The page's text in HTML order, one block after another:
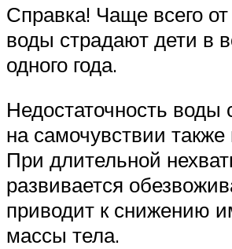
Справка! Чаще всего
воды страдают дети в
одного года.
Недостаточность воды
на самочувствии также
При длительной
развивается
приводит к снижению
массы тела.